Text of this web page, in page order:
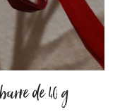
de 40 g